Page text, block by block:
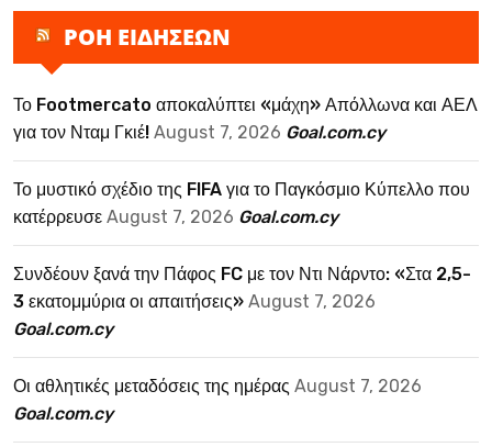
ΡΟΗ ΕΙΔΗΣΕΩΝ
Το Footmercato αποκαλύπτει «μάχη» Απόλλωνα και ΑΕΛ
για τον Νταμ Γκιέ! August 7, 2026 Goal.com.cy
Το μυστικό σχέδιο της FIFA για το Παγκόσμιο Κύπελλο που
κατέρρευσε August 7, 2026 Goal.com.cy
Συνδέουν ξανά την Πάφος FC με τον Ντι Νάρντο: «Στα 2,5-
3 εκατομμύρια οι απαιτήσεις» August 7, 2026
Goal.com.cy
Οι αθλητικές μεταδόσεις της ημέρας August 7, 2026
Goal.com.cy